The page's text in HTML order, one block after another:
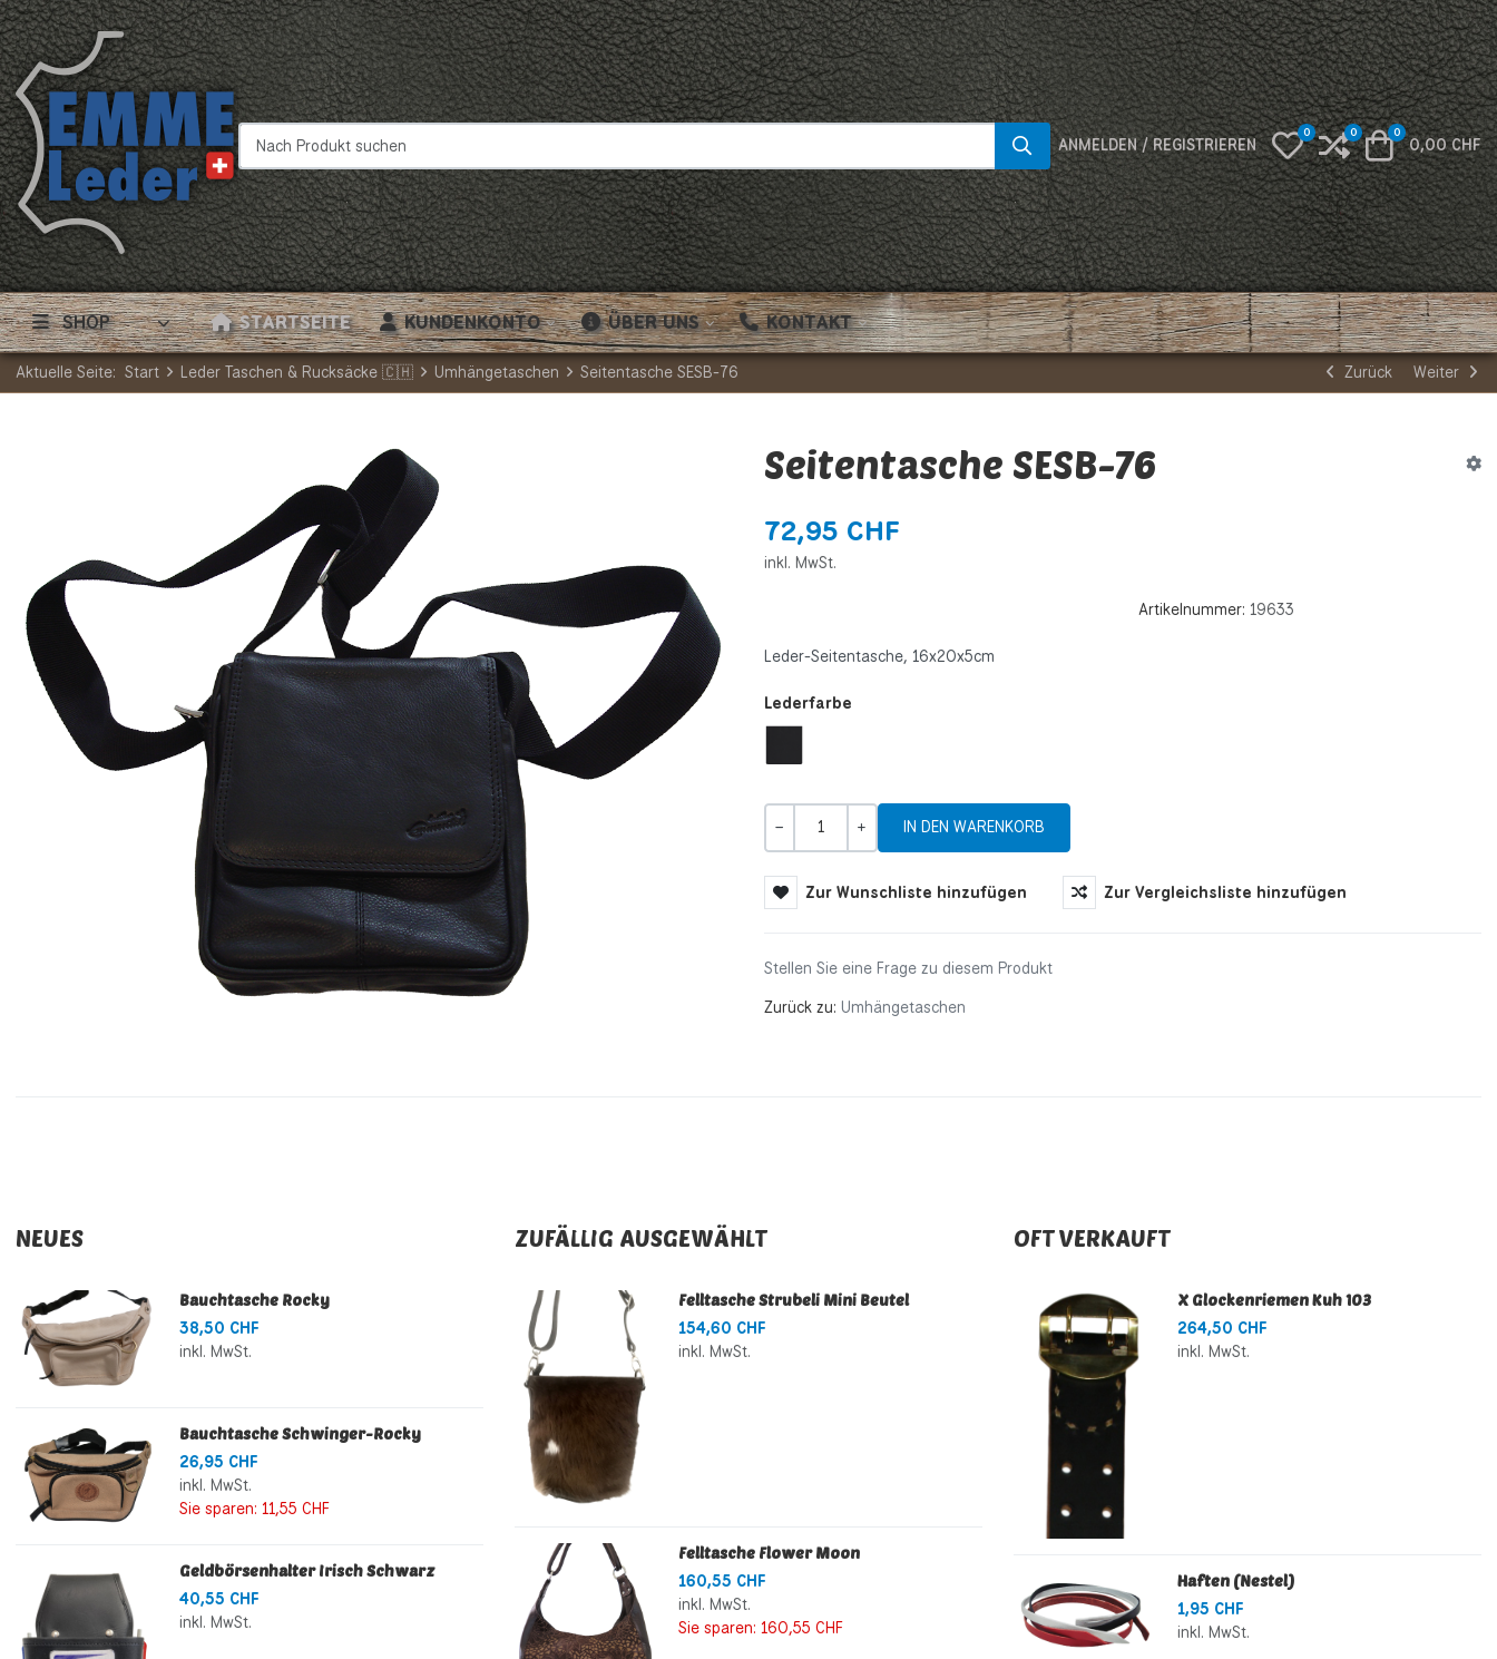
Nach Produkt suchen
ANMELDEN / REGISTRIEREN My Wishlist
0 Compare
0 Warenkorb
0
0,00 CHF
SHOP STARTSEITE KUNDENKONTO ÜBER UNS KONTAKT
Aktuelle Seite: Start Leder Taschen & Rucksäcke 🇨🇭 Umhängetaschen Seitentasche SESB-76 Zurück Weiter
Seitentasche SESB-76
72,95 CHF
inkl. MwSt.
Artikelnummer: 19633
Leder-Seitentasche, 16x20x5cm
Lederfarbe
Zur Wunschliste hinzufügen Zur Vergleichsliste hinzufügen
Stellen Sie eine Frage zu diesem Produkt
Zurück zu: Umhängetaschen
NEUES
Bauchtasche Rocky
38,50 CHF
inkl. MwSt.
Bauchtasche Schwinger-Rocky
26,95 CHF
inkl. MwSt.
Sie sparen: 11,55 CHF
Geldbörsenhalter Irisch Schwarz
40,55 CHF
inkl. MwSt.
ZUFÄLLIG AUSGEWÄHLT
Felltasche Strubeli Mini Beutel
154,60 CHF
inkl. MwSt.
Felltasche Flower Moon
160,55 CHF
inkl. MwSt.
Sie sparen: 160,55 CHF
OFT VERKAUFT
X Glockenriemen Kuh 103
264,50 CHF
inkl. MwSt.
Haften (Nestel)
1,95 CHF
inkl. MwSt.